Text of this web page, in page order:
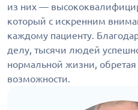
из них —
который с искренним
каждому пациенту.
делу, тысячи людей
нормальной жизни,
возможности.